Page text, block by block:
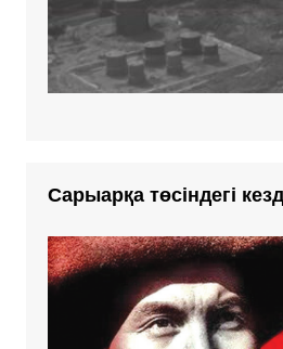
Сарыарқа төсіндегі